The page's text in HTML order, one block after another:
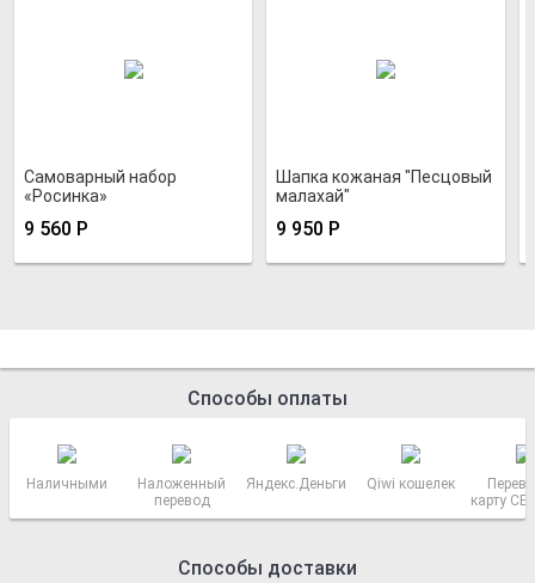
Самоварный набор
«Росинка»
9 560 Р
Шапка кожаная "Песцовый
малахай"
9 950 Р
Способы оплаты
Наличными
Наложенный
перевод
Яндекс.Деньги Qiwi кошелек
карту
Способы доставки